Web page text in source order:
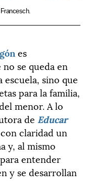
es
se queda en
sino que
para la familia,
menor. A lo
de Educar
claridad un
y, al mismo
entender
y se desarrollan